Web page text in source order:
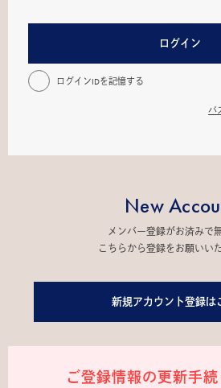
ログイン
ログインIDを記憶する
パ
New
メンバー登録がお済みで
こちらから登録をお願いい
新規アカウント登録は
ご登録情報の更新手